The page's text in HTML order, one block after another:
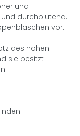
und
und durchblutend.
vor.
des hohen
sie besitzt